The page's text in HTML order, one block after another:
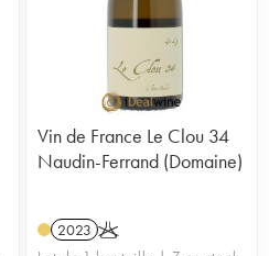
Vin de France Le Clou 34
Naudin-Ferrand (Domaine)
2023 K